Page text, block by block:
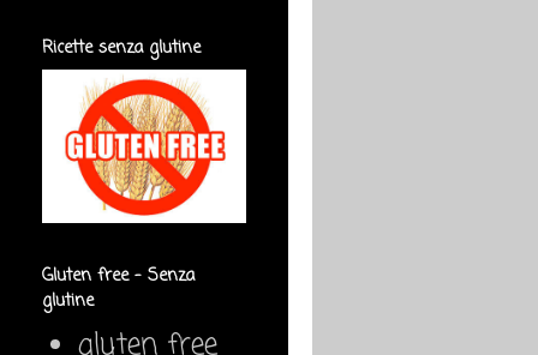
Ricette senza glutine
Gluten free - Senza
glutine
gluten free